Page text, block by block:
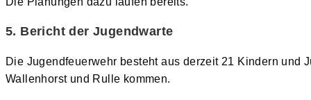
5. Bericht der Jugendwarte
Die Jugendfeuerwehr besteht aus derzeit 21 Kindern und
Wallenhorst und Rulle kommen.